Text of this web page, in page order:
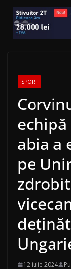
SPORT
abia a
pe
12 iulie 2024